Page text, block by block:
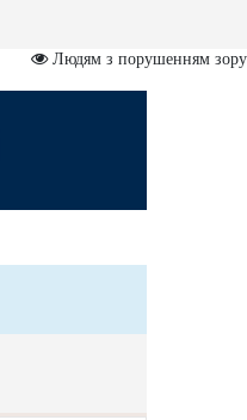
Людям з порушенням зору